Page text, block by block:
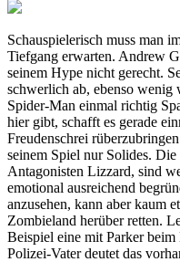
Schauspielerisch muss man
Tiefgang erwarten. Andrew
seinem Hype nicht gerecht.
schwerlich ab, ebenso wenig
Spider-Man einmal richtig
hier gibt, schafft es gerade
Freudenschrei
seinem Spiel nur Solides.
Antagonisten Lizzard, sind
emotional ausreichend
anzusehen, kann aber kaum
Zombieland herüber retten.
Beispiel eine mit Parker
Polizei-Vater deutet das